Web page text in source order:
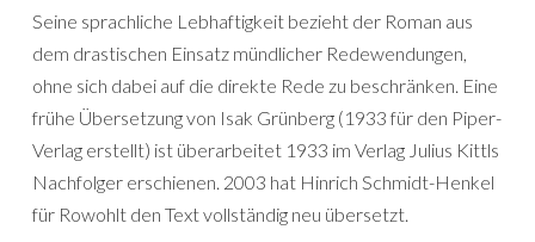
Seine sprachliche Lebhaftigkeit bezieht der Roman aus
dem drastischen Einsatz mündlicher Redewendungen,
ohne sich dabei auf die direkte Rede zu beschränken. Eine
frühe Übersetzung von Isak Grünberg (1933 für den Piper-
Verlag erstellt) ist überarbeitet 1933 im Verlag Julius Kittls
Nachfolger erschienen. 2003 hat Hinrich Schmidt-Henkel
für Rowohlt den Text vollständig neu übersetzt.